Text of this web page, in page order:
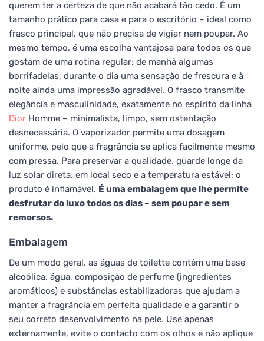
querem ter a certeza de que não acabará tão cedo. É um
tamanho prático para casa e para o escritório – ideal como
frasco principal, que não precisa de vigiar nem poupar. Ao
mesmo tempo, é uma escolha vantajosa para todos os que
gostam de uma rotina regular: de manhã algumas
borrifadelas, durante o dia uma sensação de frescura e à
noite ainda uma impressão agradável. O frasco transmite
elegância e masculinidade, exatamente no espírito da linha
Dior Homme – minimalista, limpo, sem ostentação
desnecessária. O vaporizador permite uma dosagem
uniforme, pelo que a fragrância se aplica facilmente mesmo
com pressa. Para preservar a qualidade, guarde longe da
luz solar direta, em local seco e a temperatura estável; o
produto é inflamável. É uma embalagem que lhe permite
desfrutar do luxo todos os dias – sem poupar e sem
remorsos.
Embalagem
De um modo geral, as águas de toilette contêm uma base
alcoólica, água, composição de perfume (ingredientes
aromáticos) e substâncias estabilizadoras que ajudam a
manter a fragrância em perfeita qualidade e a garantir o
seu correto desenvolvimento na pele. Use apenas
externamente, evite o contacto com os olhos e não aplique